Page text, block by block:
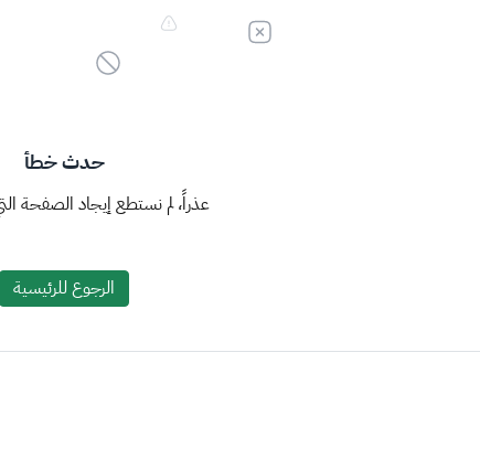
حدث خطأ
عذراً، لم نستطع إيجاد الصفحة
الرجوع للرئيسية